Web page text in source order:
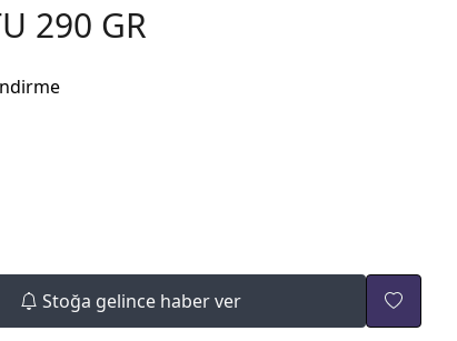
290 GR
Stoğa gelince haber ver